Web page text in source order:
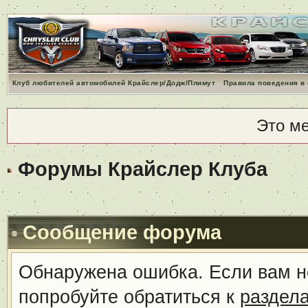
Клуб любителей автомобилей Крайслер/Додж/Плимут Правила поведения
Это
Форумы Крайслер Клуба
Сообщение форума
Обнаружена ошибка. Если вам
попробуйте обратиться к